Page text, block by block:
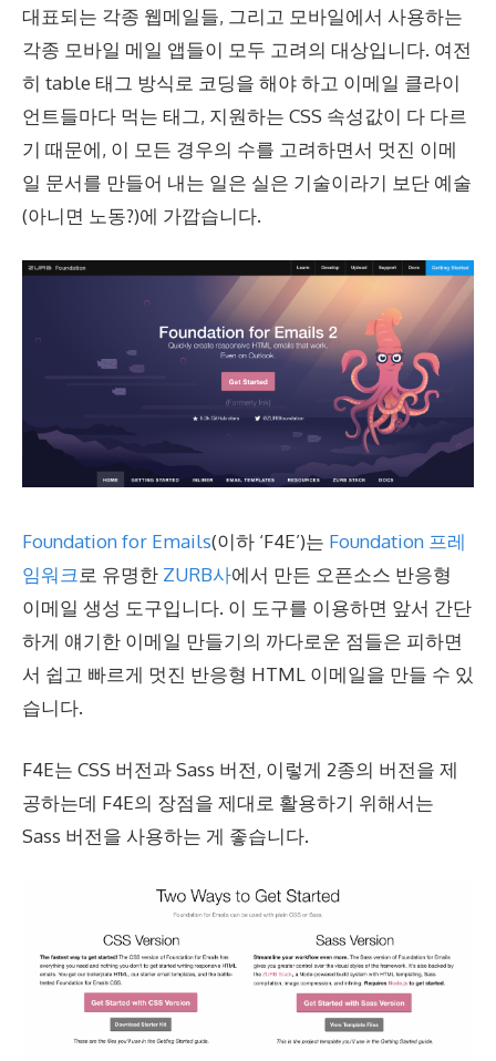
대표되는 각종 웹메일들, 그리고 모바일에서 사용하는
각종 모바일 메일 앱들이 모두 고려의 대상입니다. 여전
히 table 태그 방식로 코딩을 해야 하고 이메일 클라이
언트들마다 먹는 태그, 지원하는 CSS 속성값이 다 다르
기 때문에, 이 모든 경우의 수를 고려하면서 멋진 이메
일 문서를 만들어 내는 일은 실은 기술이라기 보단 예술
(아니면 노동?)에 가깝습니다.
Foundation for Emails(이하 ‘F4E’)는 Foundation 프레
임워크 로 유명한 ZURB사에서 만든 오픈소스 반응형
이메일 생성 도구입니다. 이 도구를 이용하면 앞서 간단
하게 얘기한 이메일 만들기의 까다로운 점들은 피하면
서 쉽고 빠르게 멋진 반응형 HTML 이메일을 만들 수 있
습니다.
F4E는 CSS 버전과 Sass 버전, 이렇게 2종의 버전을 제
공하는데 F4E의 장점을 제대로 활용하기 위해서는
Sass 버전을 사용하는 게 좋습니다.